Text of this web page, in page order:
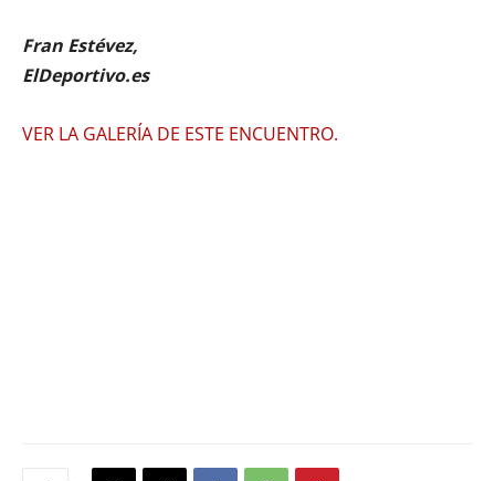
Fran Estévez,
ElDeportivo.es
VER LA GALERÍA DE ESTE ENCUENTRO.